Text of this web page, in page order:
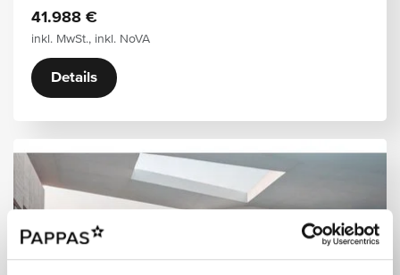
41.988 €
inkl. MwSt., inkl. NoVA
Details